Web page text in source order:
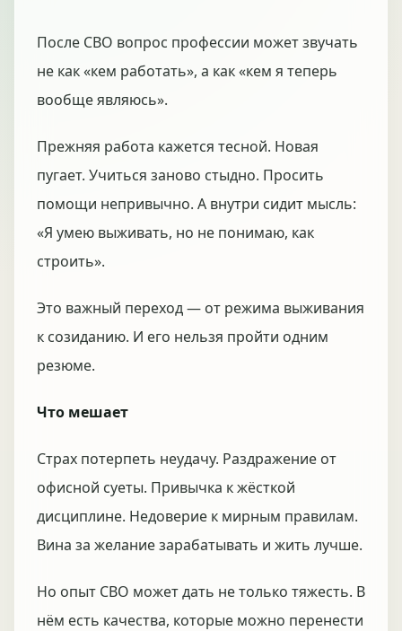
После СВО вопрос профессии может звучать
не как «кем работать», а как «кем я теперь
вообще являюсь».
Прежняя работа кажется тесной. Новая
пугает. Учиться заново стыдно. Просить
помощи непривычно. А внутри сидит мысль:
«Я умею выживать, но не понимаю, как
строить».
Это важный переход — от режима выживания
к созиданию. И его нельзя пройти одним
резюме.
Что мешает
Страх потерпеть неудачу. Раздражение от
офисной суеты. Привычка к жёсткой
дисциплине. Недоверие к мирным правилам.
Вина за желание зарабатывать и жить лучше.
Но опыт СВО может дать не только тяжесть. В
нём есть качества, которые можно перенести